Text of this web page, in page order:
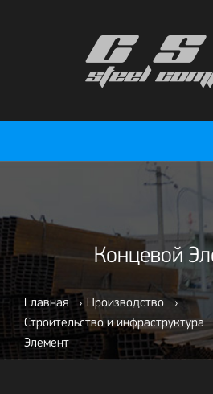
Концевой
Главная › Производство
›
Строительство и инфраструктура
Элемент